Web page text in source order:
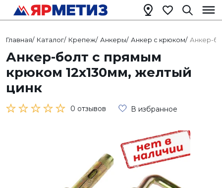
Главная/ Каталог/ Крепеж/ Анкеры/ Анкер с крюком/ Анкер-
Анкер-болт с прямым
крюком 12х130мм, желтый
цинк
0 отзывов В избранное